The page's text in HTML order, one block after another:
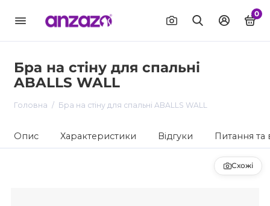
0
Бра на стіну для спальні
ABALLS WALL
Головна Бра на стіну для спальні ABALLS WALL
Опис Характеристики Відгуки Питання та
Схожі